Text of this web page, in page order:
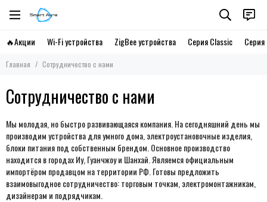
🔥Акции Wi-Fi устройства ZigBee устройства Серия Classic Серия
Главная Сотрудничество с нами
Сотрудничество с нами
Мы молодая, но быстро развивающаяся компания. На сегодняшний день мы
производим устройства для умного дома, электроустановочные изделия,
блоки питания под собственным брендом. Основное производство
находится в городах Иу, Гуанчжоу и Шанхай. Являемся официальным
импортёром продавцом на территории РФ. Готовы предложить
взаимовыгодное сотрудничество: торговым точкам, электромонтажникам,
дизайнерам и подрядчикам.